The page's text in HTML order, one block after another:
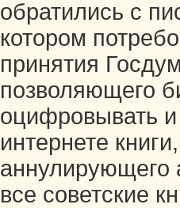
обратились с
котором
принятия
позволяющего
оцифровывать
интернете
аннулирующего
все советские